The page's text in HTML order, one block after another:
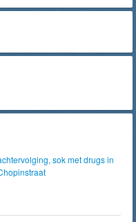
sok met drugs in